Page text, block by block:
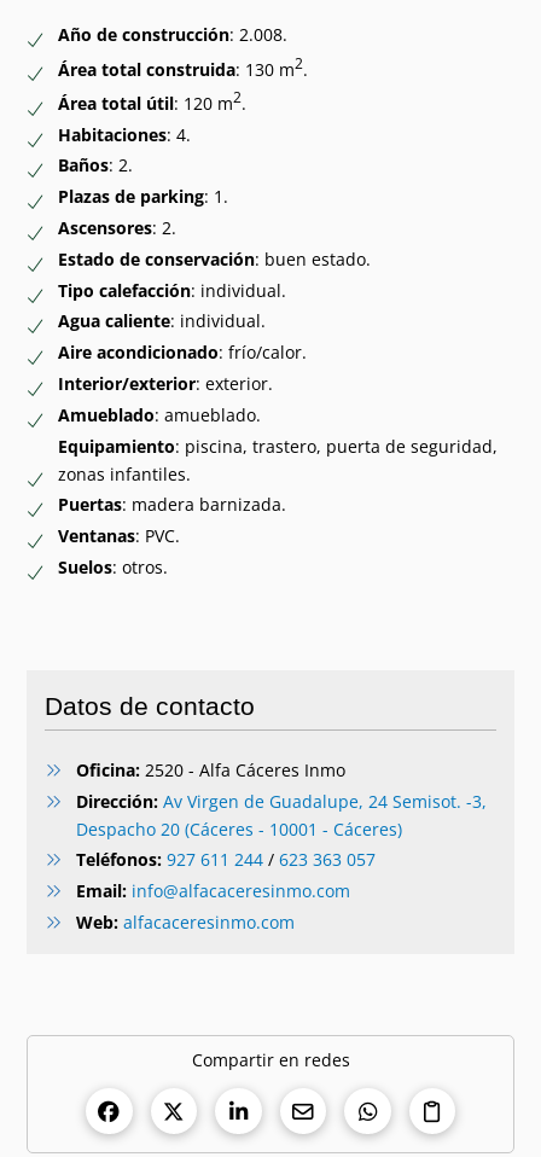
Año de construcción: 2.008.
Área total construida: 130 m2.
Área total útil: 120 m2.
Habitaciones: 4.
Baños: 2.
Plazas de parking: 1.
Ascensores: 2.
Estado de conservación: buen estado.
Tipo calefacción: individual.
Agua caliente: individual.
Aire acondicionado: frío/calor.
Interior/exterior: exterior.
Amueblado: amueblado.
Equipamiento: piscina, trastero, puerta de seguridad,
zonas infantiles.
Puertas: madera barnizada.
Ventanas: PVC.
Suelos: otros.
Datos de contacto
Oficina:2520 - Alfa Cáceres Inmo
Dirección: Av Virgen de Guadalupe, 24 Semisot. -3,
Despacho 20 (Cáceres - 10001 - Cáceres)
Teléfonos: 927 611 244/ 623 363 057
Email: info@alfacaceresinmo.com
Web: alfacaceresinmo.com
Compartir en redes